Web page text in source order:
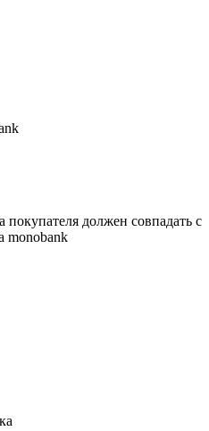
должен совпадать с
monobank